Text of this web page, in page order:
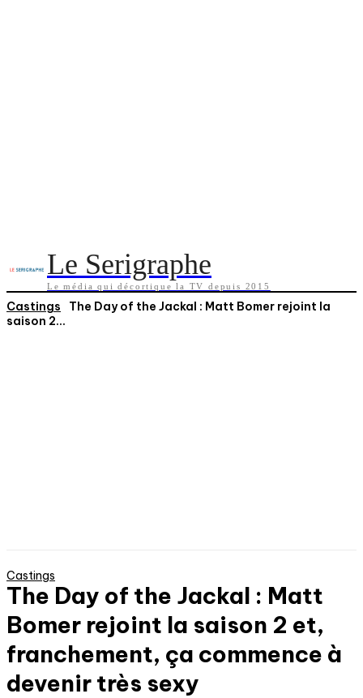
Le Serigraphe
Le média qui décortique la TV depuis 2015
Castings
The Day of the Jackal : Matt Bomer rejoint la
saison 2...
Castings
The Day of the Jackal : Matt
Bomer rejoint la saison 2 et,
franchement, ça commence à
devenir très sexy